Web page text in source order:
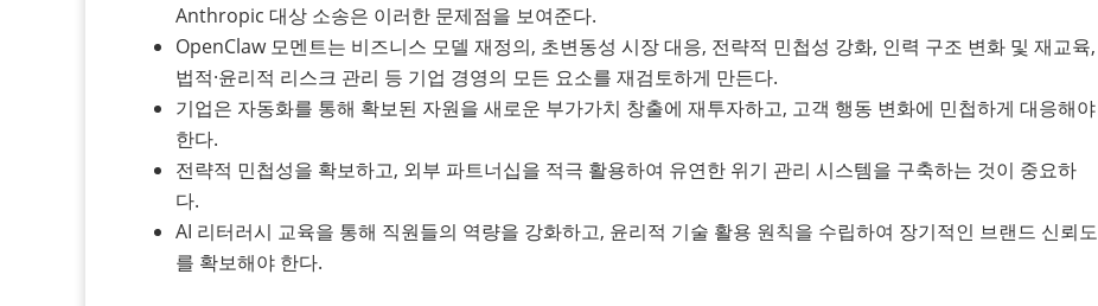
Anthropic 대상 소송은 이러한 문제점을 보여준다.
OpenClaw 모멘트는 비즈니스 모델 재정의, 초변동성 시장 대응, 전략적 민첩성 강화, 인력 구조 변화 및 재교육,
법적·윤리적 리스크 관리 등 기업 경영의 모든 요소를 재검토하게 만든다.
기업은 자동화를 통해 확보된 자원을 새로운 부가가치 창출에 재투자하고, 고객 행동 변화에 민첩하게 대응해야
한다.
전략적 민첩성을 확보하고, 외부 파트너십을 적극 활용하여 유연한 위기 관리 시스템을 구축하는 것이 중요하
다.
AI 리터러시 교육을 통해 직원들의 역량을 강화하고, 윤리적 기술 활용 원칙을 수립하여 장기적인 브랜드 신뢰도
를 확보해야 한다.